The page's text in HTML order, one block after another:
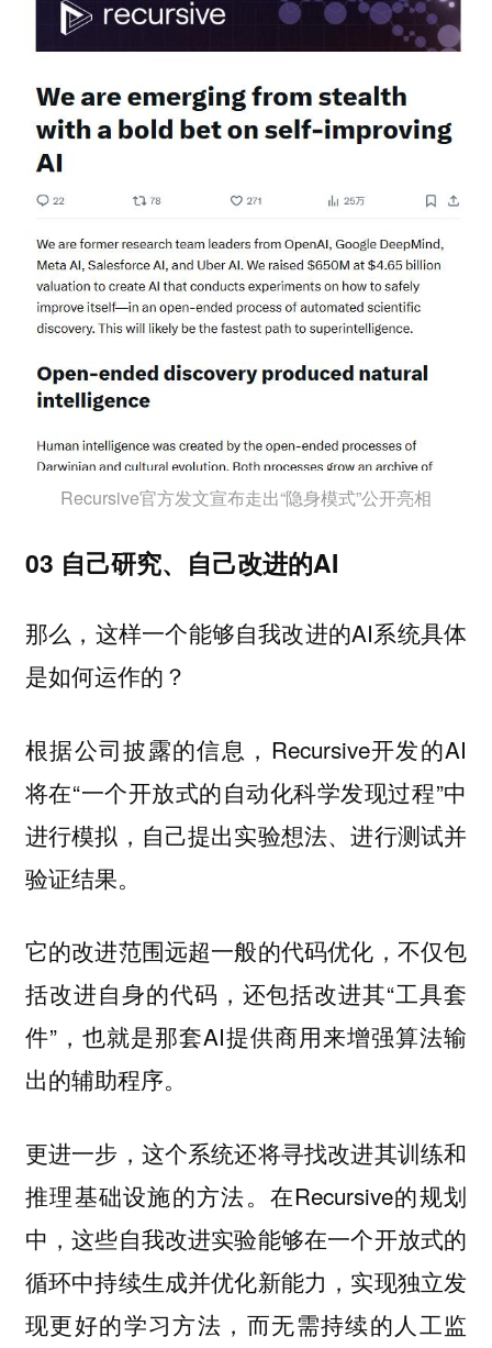
Recursive官方发文宣布走出“隐身模式”公开亮相
03 自己研究、自己改进的AI
那么，这样一个能够自我改进的AI系统具体
是如何运作的？
根据公司披露的信息，Recursive开发的AI
将在“一个开放式的自动化科学发现过程”中
进行模拟，自己提出实验想法、进行测试并
验证结果。
它的改进范围远超一般的代码优化，不仅包
括改进自身的代码，还包括改进其“工具套
件”，也就是那套AI提供商用来增强算法输
出的辅助程序。
更进一步，这个系统还将寻找改进其训练和
推理基础设施的方法。在Recursive的规划
中，这些自我改进实验能够在一个开放式的
循环中持续生成并优化新能力，实现独立发
现更好的学习方法，而无需持续的人工监